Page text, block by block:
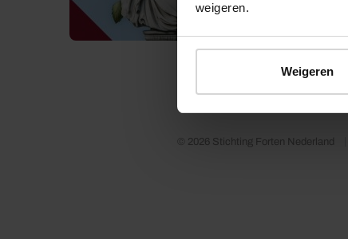
weigeren.
Weigeren
© 2026 Stichting Forten Nederland